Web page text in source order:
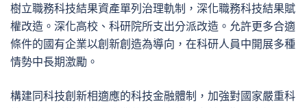
樹立職務科技結果資產單列治理軌制，深化職務科技結果賦
權改造。深化高校、科研院所支出分派改造。允許更多合適
條件的國有企業以創新創造為導向，在科研人員中開展多種
情勢中長期激勵。
構建同科技創新相適應的科技金融體制，加強對國家嚴重科